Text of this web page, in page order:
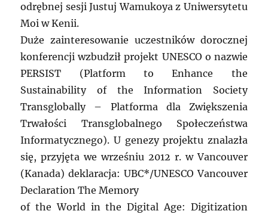
odrębnej sesji Justuj Wamukoya z Uniwersytetu
Moi w Kenii.
Duże zainteresowanie uczestników dorocznej
konferencji wzbudził projekt UNESCO o nazwie
PERSIST (Platform to Enhance the
Sustainability of the Information Society
Transglobally – Platforma dla Zwiększenia
Trwałości Transglobalnego Społeczeństwa
Informatycznego). U genezy projektu znalazła
się, przyjęta we wrześniu 2012 r. w Vancouver
(Kanada) deklaracja: UBC*/UNESCO Vancouver
Declaration The Memory
of the World in the Digital Age: Digitization